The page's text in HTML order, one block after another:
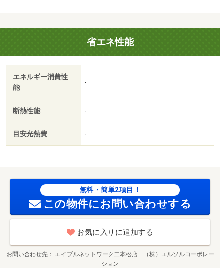
省エネ性能
エネルギー消費性
能
-
断熱性能 -
目安光熱費 -
無料・簡単2項目！
この物件にお問い合わせする
お気に入りに追加する
お問い合わせ先
エイブルネットワーク二本松店 （株）エルソルコーポレー
ション